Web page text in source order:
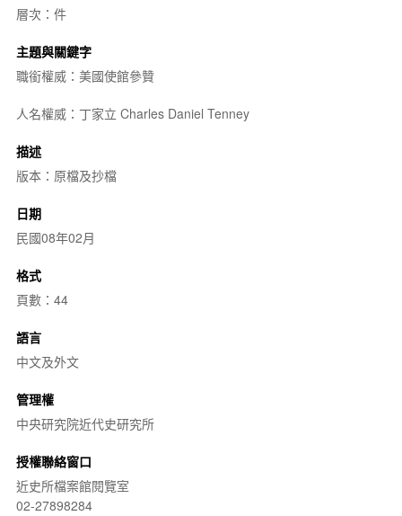
層次：件
主題與關鍵字
職銜權威：美國使館參贊
人名權威：丁家立 Charles Daniel Tenney
描述
版本：原檔及抄檔
日期
民國08年02月
格式
頁數：44
語言
中文及外文
管理權
中央研究院近代史研究所
授權聯絡窗口
近史所檔案館閱覽室
02-27898284